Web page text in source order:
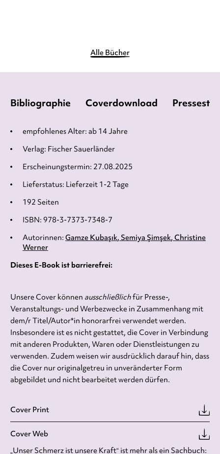
Alle Bücher
Bibliographie Coverdownload
Verlag: Fischer Sauerländer
Erscheinungstermin: 27.08.2025
Lieferstatus: Lieferzeit 1-2 Tage
ISBN: 978-3-7373-7348-7
192 Seiten
Autorinnen: Gamze Kubaşık Semiya Şimşek Christine
Werner
empfohlenes Alter: ab 14 Jahre
Dieses E-Book ist barrierefrei:
Unsere Cover können ausschließlichfür Presse-,
Veranstaltungs- und Werbezwecke in Zusammenhang mit
dem/r Titel/Autor*in honorarfrei verwendet werden.
Insbesondere ist es nicht gestattet, die Cover in Verbindung
mit anderen Produkten, Waren oder Dienstleistungen zu
verwenden. Zudem weisen wir ausdrücklich darauf hin, dass
die Cover nur originalgetreu in unveränderter Form
abgebildet und nicht bearbeitet werden dürfen.
Cover Print
Cover Web
„Unser Schmerz ist unsere Kraft“ ist mehr als ein Sachbuch: